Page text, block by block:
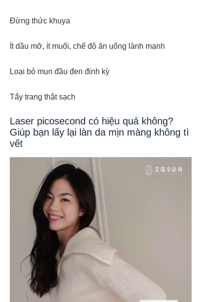
Đừng thức khuya
Ít dầu mỡ, ít muối, chế độ ăn uống lành mạnh
Loại bỏ mụn đầu đen định kỳ
Tẩy trang thật sạch
Laser picosecond có hiệu quả không?
Giúp bạn lấy lại làn da mịn màng không tì
vết